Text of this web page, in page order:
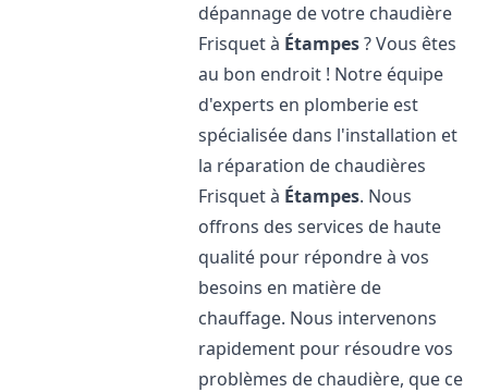
dépannage de votre chaudière
Frisquet à Étampes? Vous êtes
au bon endroit ! Notre équipe
d'experts en plomberie est
spécialisée dans l'installation et
la réparation de chaudières
Frisquet à Étampes. Nous
offrons des services de haute
qualité pour répondre à vos
besoins en matière de
chauffage. Nous intervenons
rapidement pour résoudre vos
problèmes de chaudière, que ce